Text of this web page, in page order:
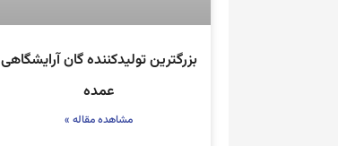
بزرگترین تولیدکننده گان آرایشگاهی
عمده
مشاهده مقاله »